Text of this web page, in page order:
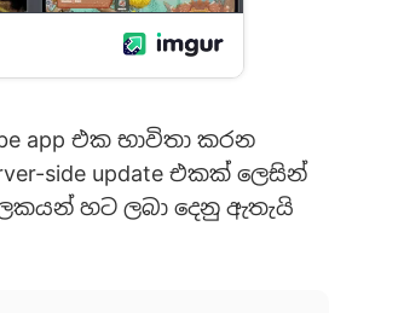
app එක භාවිතා කරන
side update එකක් ලෙසින්
හට ලබා දෙනු ඇතැයි